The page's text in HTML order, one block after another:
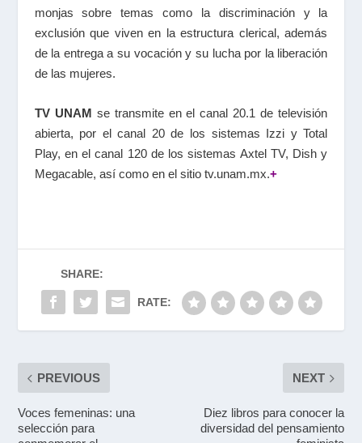
monjas sobre temas como la discriminación y la
exclusión que viven en la estructura clerical, además
de la entrega a su vocación y su lucha por la liberación
de las mujeres.
TV UNAM se transmite en el canal 20.1 de televisión
abierta, por el canal 20 de los sistemas Izzi y Total
Play, en el canal 120 de los sistemas Axtel TV, Dish y
Megacable, así como en el sitio tv.unam.mx.+
SHARE:
RATE:
PREVIOUS
Voces femeninas: una
selección para
NEXT
Diez libros para conocer la
diversidad del pensamiento